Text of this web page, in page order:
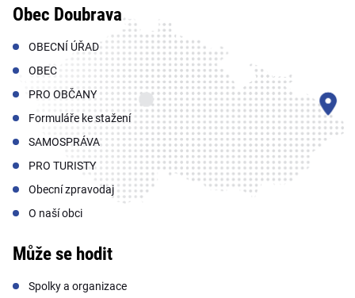
Obec Doubrava
OBECNÍ ÚŘAD
OBEC
PRO OBČANY
Formuláře ke stažení
SAMOSPRÁVA
PRO TURISTY
Obecní zpravodaj
O naší obci
Může se hodit
Spolky a organizace